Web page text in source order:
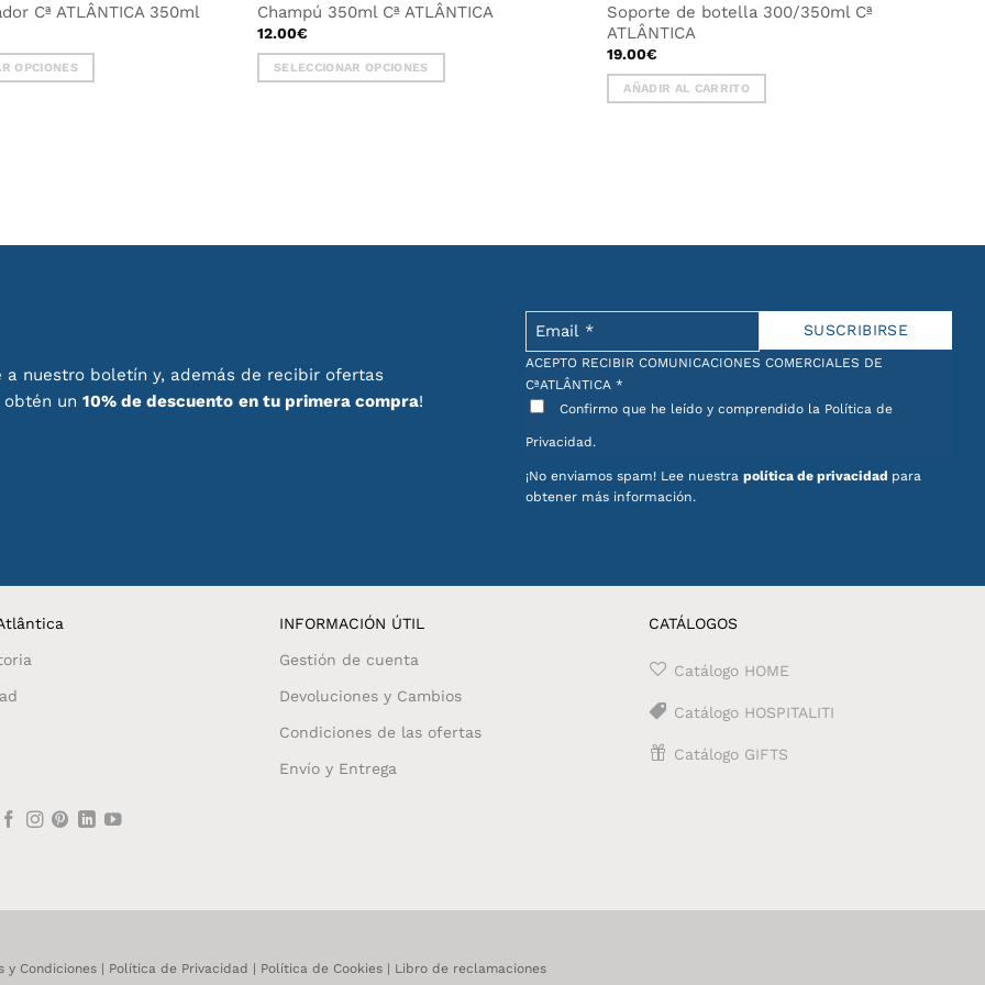
Cª ATLÂNTICA 350ml
OPCIONES
Champú 350ml Cª ATLÂNTICA
12.00€
SELECCIONAR OPCIONES
página
de
producto
Soporte de botella 300/350ml Cª
ATLÂNTICA
19.00€
AÑADIR AL CARRITO
a nuestro boletín y, además de recibir ofertas
obtén un 10% de descuento en tu primera compra!
ACEPTO RECIBIR COMUNICACIONES COMERCIALES DE
CªATLÂNTICA *
Confirmo que he leído y comprendido la Política de
Privacidad.
¡No enviamos spam! Lee nuestra política de privacidad para
obtener más información.
INFORMACIÓN ÚTIL
Gestión de cuenta
Devoluciones y Cambios
Condiciones de las ofertas
Envío y Entrega
CATÁLOGOS
Catálogo HOME
Catálogo HOSPITALITI
Catálogo GIFTS
y Condiciones| Política de Privacidad | Política de Cookies| Libro de reclamaciones